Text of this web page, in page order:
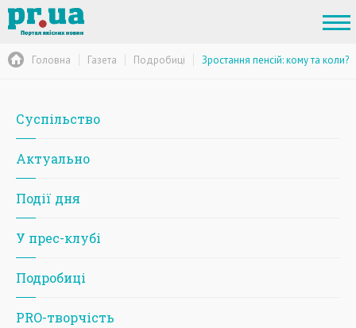
Головна Газета Подробиці Зростання пенсій: кому та коли?
Суспільство
Актуально
Події дня
У прес-клубі
Подробиці
PRO-творчість